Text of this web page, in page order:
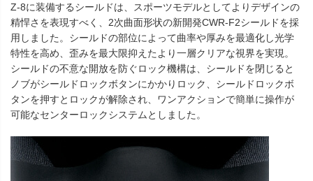
Z-8に装備するシールドは、スポーツモデルとしてよりデザインの
精悍さを表現すべく、2次曲面形状の新開発CWR-F2シールドを採
用しました。シールドの部位によって曲率や厚みを最適化し光学
特性を高め、歪みを最大限抑えたより一層クリアな視界を実現。
シールドの不意な開放を防ぐロック機構は、シールドを閉じると
ノブがシールドロックボタンにかかりロック、シールドロックボ
タンを押すとロックが解除され、ワンアクションで簡単に操作が
可能なセンターロックシステムとしました。